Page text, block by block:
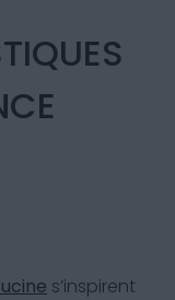
s’inspirent